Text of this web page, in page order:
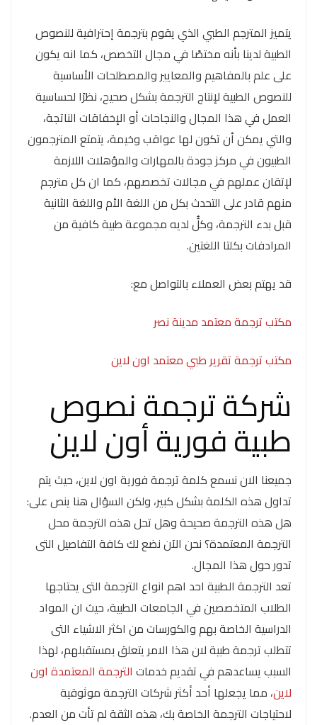
يتميز المترجم الطبي الذي يقوم بترجمة إحترافية للنصوص
الطبية لدينا بأنه مختصًا في مجال التخصص، كما انه يكون
على علم بالمفاهيم والمعايير والمصطلحات الأساسية
للنصوص الطبية لإنتاج الترجمة بشكل صحيح، نظرًا لحساسية
العمل في هذا المجال والنجاحات أو الإخفاقات الناتجة،
والتي يمكن أن تكون لها عواقب وخيمة، يتمتع المترجمون
الطبيون في مركز جودة بالمهارات والمؤهلات اللازمة
لإتقان عملهم في مجالات تخصصهم، كما ان كل مترجم
منهم قادر على التحدث بكل من اللغة الأم واللغة الثانية
قبل بدء الترجمة، وكلُُ لديه مجموعة طبية كافية من
المرادفات بكلتا اللغتين.
قد يهتم بعض العملاء بالتواصل مع:
مكتب ترجمة معتمد مدينة نصر
مكتب ترجمة تقرير طبي معتمد اون لاين
شركة ترجمة نصوص
طبية فورية أون لاين
جميعنا الان نسمع كلمة ترجمة فورية اون لاين، حيث يتم
تداول هذه الكلمة بشكل كبير، ولكن السؤال هنا ينص على:
هل هذه الترجمة صحيحة وهل تحل هذه الترجمة محل
الترجمة المعتمدة؟ نحن الآن نضع لك كافة التفاصيل التى
تدور حول هذا المجال.
تعد الترجمة الطبية احد اهم انواع الترجمة التى يحتاجها
الطلاب المتخصصين في الجامعات الطبية، حيث ان المواد
الدراسية الخاصة بهم والكورسات من اكثر الاشياء التى
تتطلب ترجمة طبية لان هذا الامر يتعلق بمستقبلهم، لهذا
السبب يساعدهم في تقديم خدمات الترجمة المعتمدة اون
لاين، مما يجعلها أحد أكثر شركات الترجمة موثوقية
لاحتياجات الترجمة الخاصة بك، هذه الثقة لم تأت من العدم.